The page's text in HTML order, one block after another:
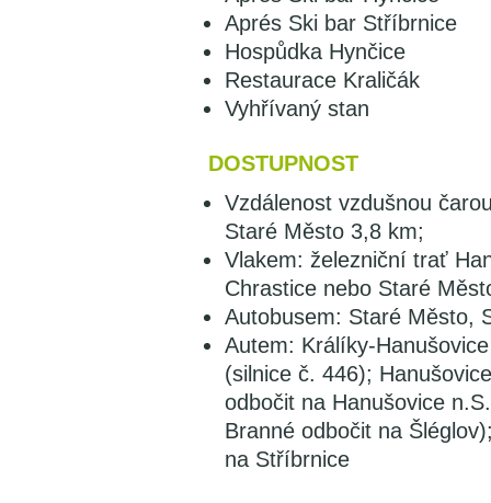
Aprés Ski bar Stříbrnice
Hospůdka Hynčice
Restaurace Kraličák
Vyhřívaný stan
DOSTUPNOST
Vzdálenost vzdušnou
Staré Město 3,8 km;
Vlakem: železniční trať
Chrastice nebo Staré
Autobusem: Staré Město,
Autem: Králíky-
(silnice č. 446);
odbočit na Hanušovice
Branné odbočit na
na Stříbrnice